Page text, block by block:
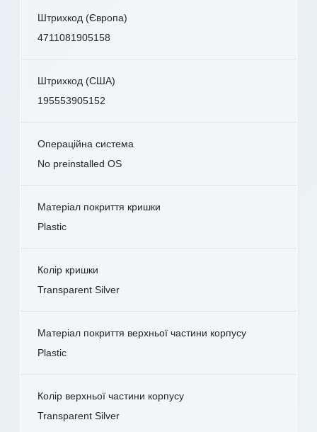
Штрихкод (Європа)
4711081905158
Штрихкод (США)
195553905152
Операційна система
No preinstalled OS
Матеріал покриття кришки
Plastic
Колір кришки
Transparent Silver
Матеріал покриття верхньої частини корпусу
Plastic
Колір верхньої частини корпусу
Transparent Silver